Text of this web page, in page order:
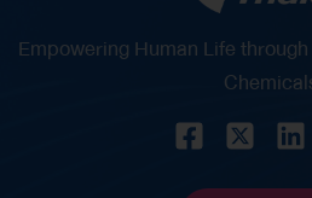
Empowering Human Life